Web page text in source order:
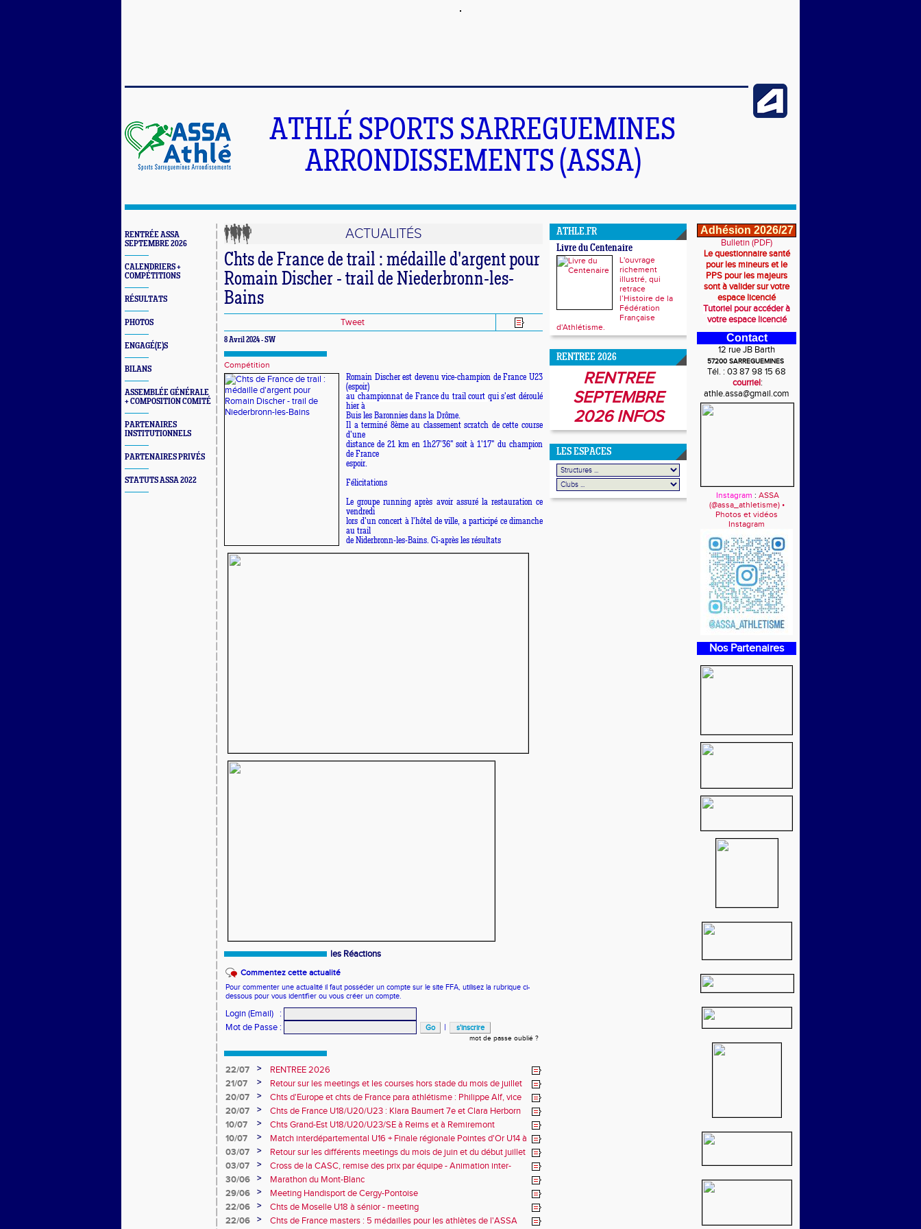
ATHLÉ SPORTS SARREGUEMINES
ARRONDISSEMENTS (ASSA)
RENTRÉE ASSA
SEPTEMBRE 2026
CALENDRIERS +
COMPÉTITIONS
RÉSULTATS
PHOTOS
ENGAGÉ(E)S
BILANS
ASSEMBLÉE GÉNÉRALE
+ COMPOSITION COMITÉ
PARTENAIRES
INSTITUTIONNELS
PARTENAIRES PRIVÉS
STATUTS ASSA 2022
ACTUALITÉS
Chts de France de trail : médaille d'argent pour
Romain Discher - trail de Niederbronn-les-
Bains
Tweet
8 Avril 2024 - SW
Compétition
Romain Discher est devenu vice-champion de France U23
(espoir)
au championnat de France du trail court qui s'est déroulé
hier à
Buis les Baronnies dans la Drôme.
Il a terminé 8ème au classement scratch de cette course
d'une
distance de 21 km en 1h27'36" soit à 1'17" du champion
de France
espoir.
Félicitations
Le groupe running après avoir assuré la restauration ce
vendredi
lors d'un concert à l'hôtel de ville, a participé ce dimanche
au trail
de Niderbronn-les-Bains. Ci-après les résultats
les Réactions
Commentez cette actualité
Pour commenter une actualité il faut posséder un compte sur le site FFA, utilisez la rubrique ci-
dessous pour vous identifier ou vous créer un compte.
Login (Email)
:
Mot de Passe : |
mot de passe oublié ?
22/07 >
RENTREE 2026
21/07
>
Retour sur les meetings et les courses hors stade du mois de juillet
20/07
>
Chts d'Europe et chts de France para athlétisme : Philippe Alf, vice
champion d'Europe et multiples médaillés aux France
20/07 >
Chts de France U18/U20/U23 : Klara Baumert 7e et Clara Herborn
10e
10/07 >
Chts Grand-Est U18/U20/U23/SE à Reims et à Remiremont
10/07
>
Match interdépartemental U16 + Finale régionale Pointes d'Or U14 à
Obernai
03/07 >
Retour sur les différents meetings du mois de juin et du début juillet
03/07
>
Cross de la CASC, remise des prix par équipe - Animation inter-
collèges
30/06 >
Marathon du Mont-Blanc
29/06
>
Meeting Handisport de Cergy-Pontoise
22/06
>
Chts de Moselle U18 à sénior - meeting
22/06
>
Chts de France masters : 5 médailles pour les athlètes de l'ASSA
ATHLE.FR
Livre du Centenaire
L'ouvrage
richement
illustré, qui
retrace
l’Histoire de la
Fédération
Française
d'Athlétisme.
RENTREE 2026
RENTREE
SEPTEMBRE
2026 INFOS
LES ESPACES
Adhésion 2026/27
Bulletin (PDF)
Le questionnaire santé
pour les mineurs et le
PPS pour les majeurs
sont à valider sur votre
espace licencié
Tutoriel pour accéder à
votre espace licencié
Contact
12 rue JB Barth
57200 SARREGUEMINES
Tél. : 03 87 98 15 68
courriel:
athle.assa@gmail.com
Instagram : ASSA
(@assa_athletisme) •
Photos et vidéos
Instagram
Nos Partenaires